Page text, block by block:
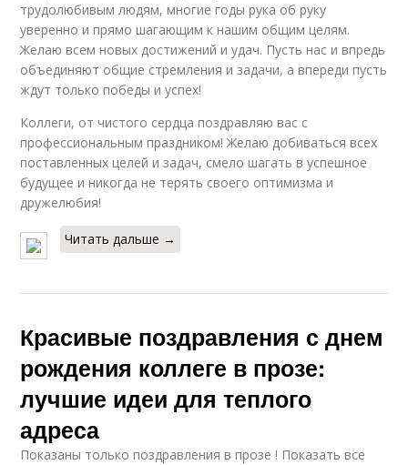
трудолюбивым людям, многие годы рука об руку
уверенно и прямо шагающим к нашим общим целям.
Желаю всем новых достижений и удач. Пусть нас и впредь
объединяют общие стремления и задачи, а впереди пусть
ждут только победы и успех!
Коллеги, от чистого сердца поздравляю вас с
профессиональным праздником! Желаю добиваться всех
поставленных целей и задач, смело шагать в успешное
будущее и никогда не терять своего оптимизма и
дружелюбия!
Читать дальше →
Красивые поздравления с днем
рождения коллеге в прозе:
лучшие идеи для теплого
адреса
Показаны только поздравления в прозе ! Показать все